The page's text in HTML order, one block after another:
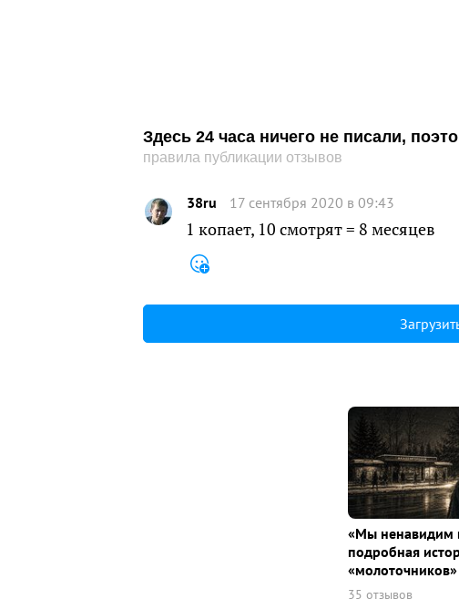
Здесь 24 часа ничего не писали,
правила публикации отзывов
38ru 17 сентября 2020 в 09:43
1 копает, 10 смотрят = 8 месяцев
«Мы ненавидим
подробная
«молоточников»
35 отзывов